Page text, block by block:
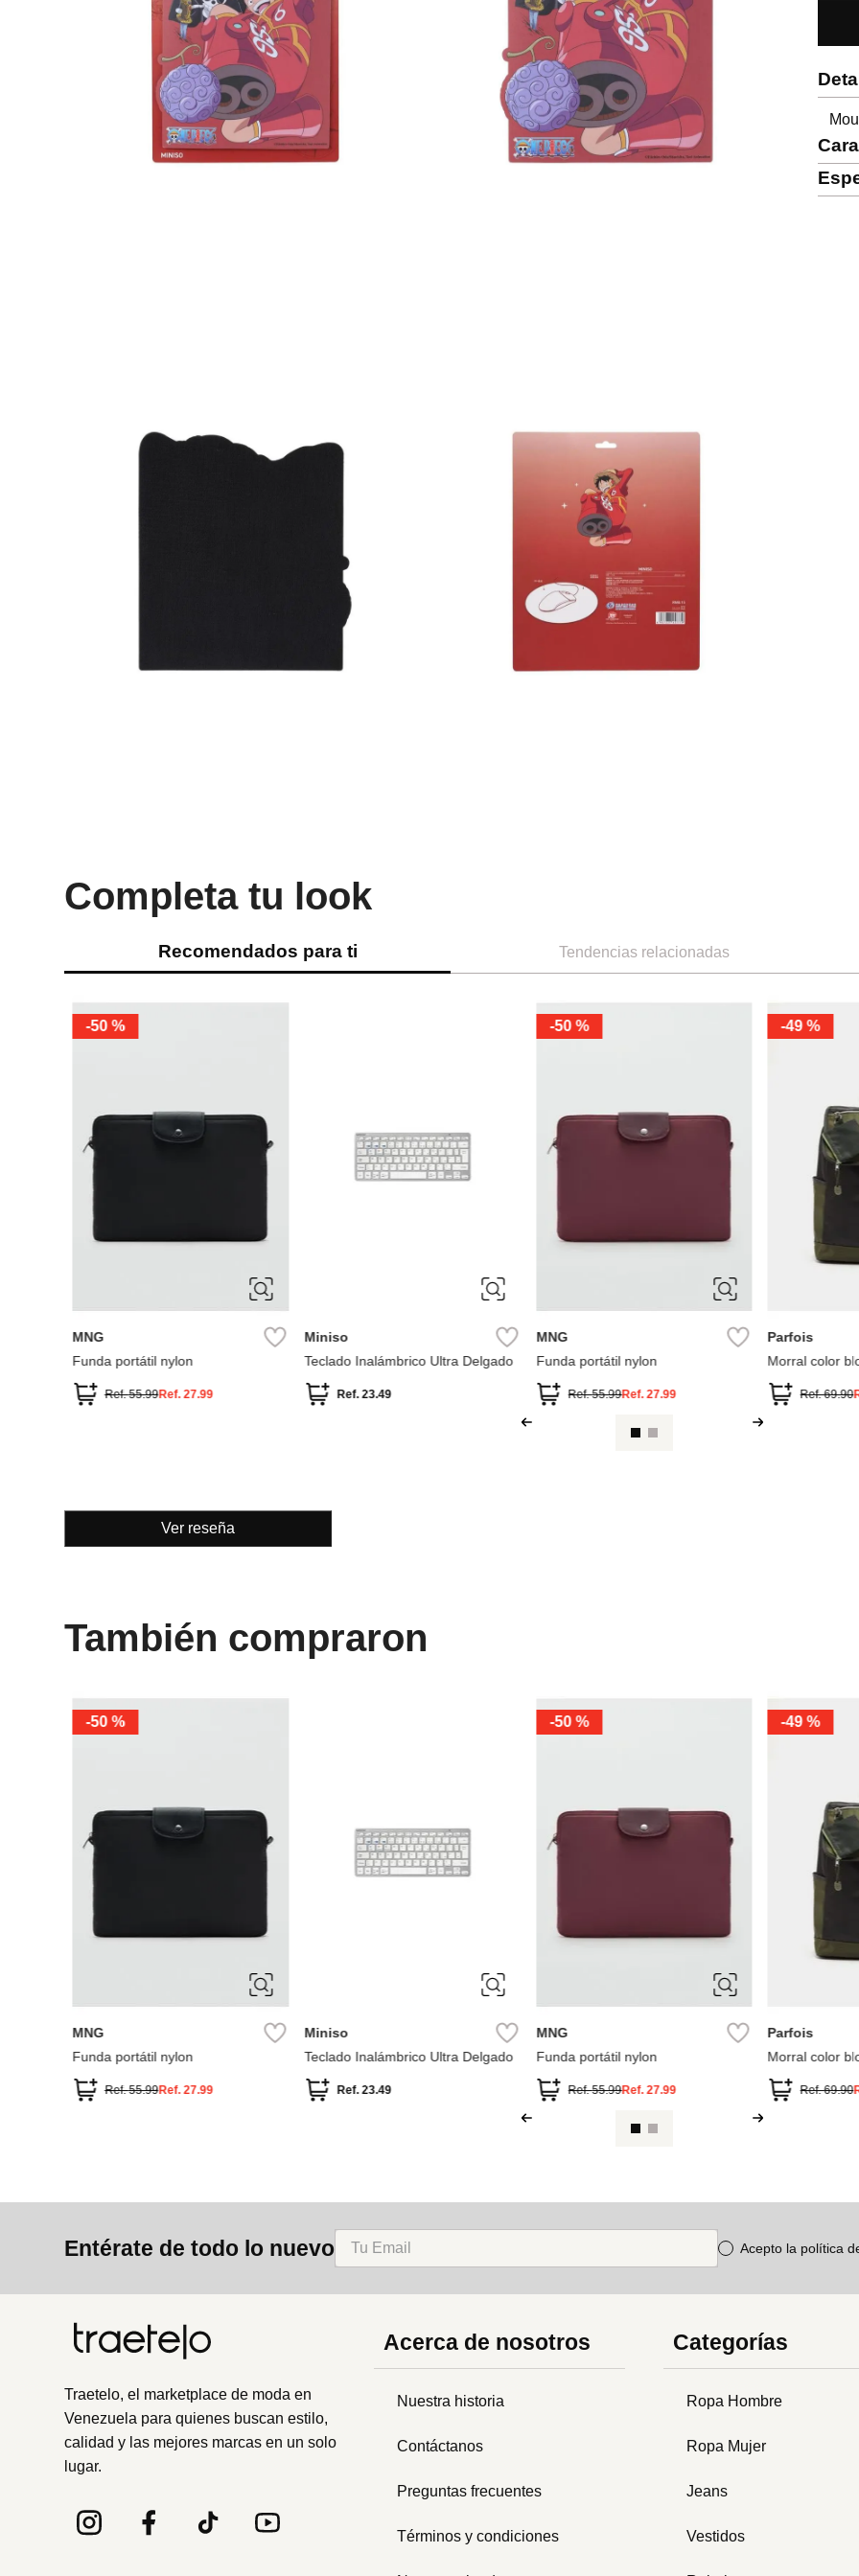
Completa tu look
Recomendados para ti Tendencias relacionadas
-50 %
MNG
Funda portátil nylon
Ref.55.99Ref.27.99
Miniso
Teclado Inalámbrico Ultra Delgado
Ref.23.49
-50 %
MNG
Funda portátil nylon
Ref.55.99Ref.27.99
-49 %
Parfois
Morral color
Ref.69.90
Ver reseña
También compraron
-50 %
MNG
Funda portátil nylon
Ref.55.99Ref.27.99
Miniso
Teclado Inalámbrico Ultra Delgado
Ref.23.49
-50 %
MNG
Funda portátil nylon
Ref.55.99Ref.27.99
-49 %
Parfois
Morral color
Ref.69.90
Entérate de todo lo nuevo Acepto la política
Traetelo, el marketplace de moda en
Venezuela para quienes buscan estilo,
calidad y las mejores marcas en un solo
lugar.
Acerca de nosotros
Nuestra historia
Contáctanos
Preguntas frecuentes
Términos y condiciones
Categorías
Ropa Hombre
Ropa Mujer
Jeans
Vestidos
bimba lola